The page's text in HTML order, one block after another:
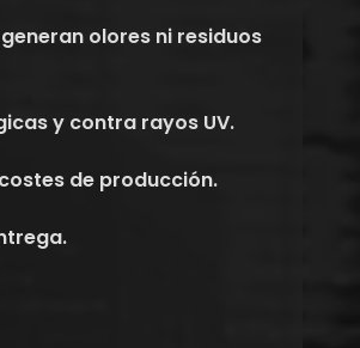
olores ni residuos
y contra rayos UV.
de producción.